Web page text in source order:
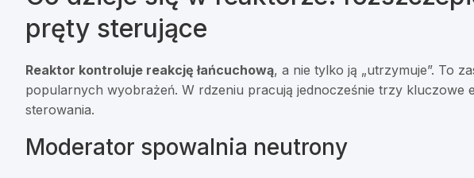
pręty sterujące
Reaktor kontroluje reakcję łańcuchową, a nie tylko ją „utrzymuje”. To
popularnych wyobrażeń. W rdzeniu pracują jednocześnie trzy kluczowe
sterowania.
Moderator spowalnia neutrony